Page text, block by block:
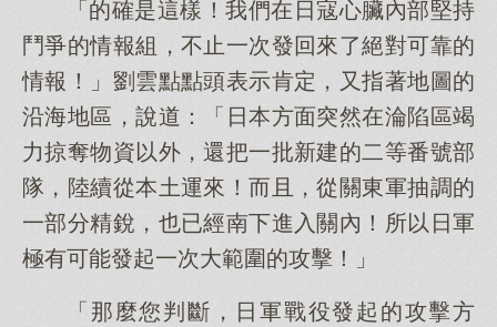
「的確是這樣！我們在日寇心臟內部堅持
鬥爭的情報組，不止一次發回來了絕對可靠的
情報！」劉雲點點頭表示肯定，又指著地圖的
沿海地區，說道：「日本方面突然在淪陷區竭
力掠奪物資以外，還把一批新建的二等番號部
隊，陸續從本土運來！而且，從關東軍抽調的
一部分精銳，也已經南下進入關內！所以日軍
極有可能發起一次大範圍的攻擊！」
「那麼您判斷，日軍戰役發起的攻擊方